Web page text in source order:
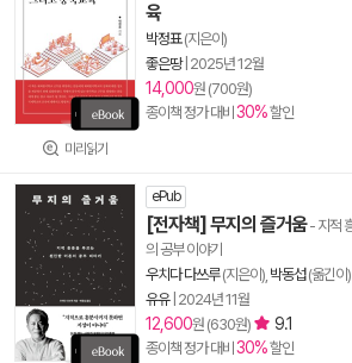
미리읽기
육
박정표(지은이)
좋은땅| 2025년 12월
14,000원 (700원)
종이책 정가 대비 30%할인
ePub
[전자책] 무지의 즐거움- 지적
의 공부 이야기
우치다 다쓰루(지은이), 박동섭(옮긴이)
유유| 2024년 11월
12,600원 (630원) 9.1
종이책 정가 대비 30%할인